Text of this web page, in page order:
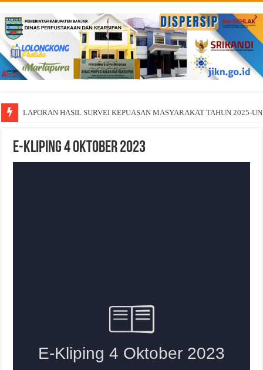
LAPORAN HASIL SURVEI KEPUASAN MASYARAKAT TAHUN 2025-
E-Kliping 4 Oktober 2023